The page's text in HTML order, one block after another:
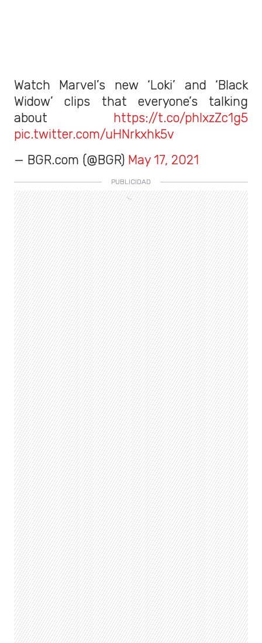
Watch Marvel’s new ‘Loki’ and ‘Black
Widow’ clips that everyone’s talking
about
https://t.co/phlxzZc1g5
pic.twitter.com/uHNrkxhk5v
— BGR.com (@BGR) May 17, 2021